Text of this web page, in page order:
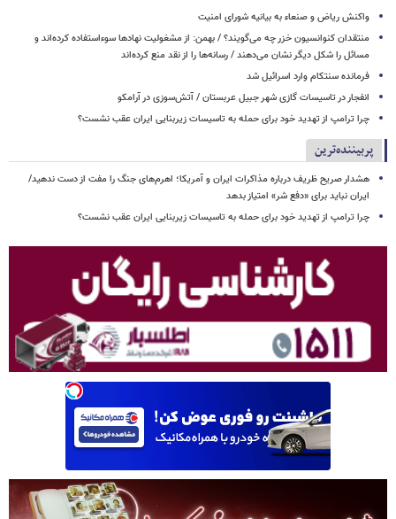
واکنش ریاض و صنعاء به بیانیه شورای امنیت
منتقدان کنوانسیون خزر چه می‌گویند؟ / بهمن: از مشغولیت نهادها سوءاستفاده کرده‌اند و
مسائل را شکل دیگر نشان می‌دهند / رسانه‌ها را از نقد منع کرده‌اند
فرمانده سنتکام وارد اسرائیل شد
انفجار در تاسیسات گازی شهر جبیل عربستان / آتش‌سوزی در آرامکو
چرا ترامپ از تهدید خود برای حمله به تاسیسات زیربنایی ایران عقب نشست؟
پربیننده‌ترین
هشدار صریح ظریف درباره مذاکرات ایران و آمریکا؛ اهرم‌های جنگ را مفت از دست ندهید/
ایران نباید برای «دفع شر» امتیاز بدهد
چرا ترامپ از تهدید خود برای حمله به تاسیسات زیربنایی ایران عقب نشست؟